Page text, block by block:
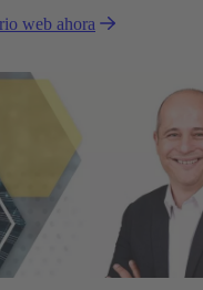
web ahora